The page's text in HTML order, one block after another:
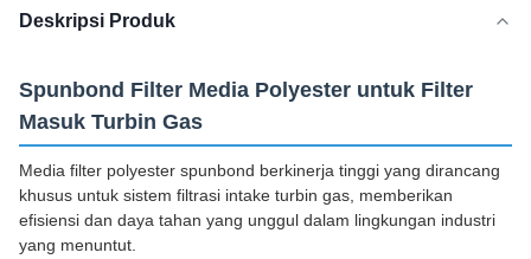
Deskripsi Produk
Spunbond Filter Media Polyester untuk Filter
Masuk Turbin Gas
Media filter polyester spunbond berkinerja tinggi yang dirancang
khusus untuk sistem filtrasi intake turbin gas, memberikan
efisiensi dan daya tahan yang unggul dalam lingkungan industri
yang menuntut.